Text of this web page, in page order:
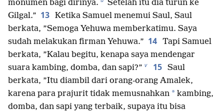
monumen bagi dirinya.
Setelah itu dia turun ke
Gilgal.” 13 Ketika Samuel menemui Saul, Saul
berkata, ”Semoga Yehuwa memberkatimu. Saya
sudah melakukan firman Yehuwa.” 14 Tapi Samuel
berkata, ”Kalau begitu, kenapa saya mendengar
suara kambing, domba, dan sapi?” v 15 Saul
berkata, ”Itu diambil dari orang-orang Amalek,
karena para prajurit tidak memusnahkan * kambing,
domba, dan sapi yang terbaik, supaya itu bisa